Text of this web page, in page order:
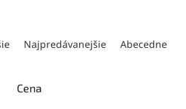
Najpredávanejšie Abecedne
Cena